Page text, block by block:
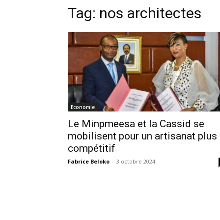
Tag: nos architectes
Economie
Le Minpmeesa et la Cassid se
mobilisent pour un artisanat plus
compétitif
Fabrice Beloko - 3 octobre 2024